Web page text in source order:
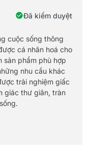
Đã kiểm duyệt
cuộc sống thông
cá nhân hoá cho
sản phẩm phù hợp
nhu cầu khác
trải nghiệm giấc
giác thư giãn, tràn